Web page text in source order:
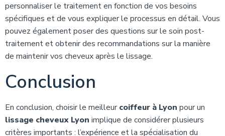
personnaliser le traitement en fonction de vos besoins
spécifiques et de vous expliquer le processus en détail. Vous
pouvez également poser des questions sur le soin post-
traitement et obtenir des recommandations sur la manière
de maintenir vos cheveux après le lissage.
Conclusion
En conclusion, choisir le meilleurcoiffeur à Lyon pour un
lissage cheveux Lyon implique de considérer plusieurs
critères importants : l’expérience et la spécialisation du